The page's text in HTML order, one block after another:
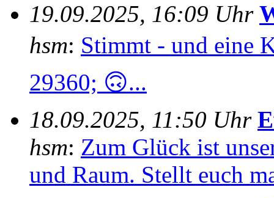
19.09.2025, 16:09 Uhr
hsm: Stimmt - und eine
29360; 🙃...
18.09.2025, 11:50 Uhr
hsm: Zum Glück ist
und Raum. Stellt euch